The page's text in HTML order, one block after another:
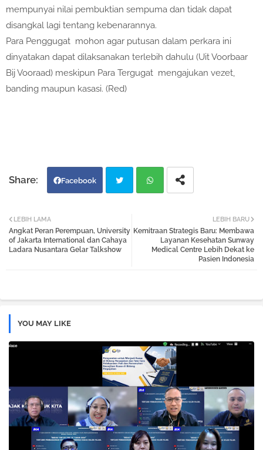
mempunyai nilai pembuktian sempuma dan tidak dapat
disangkal lagi tentang kebenarannya.
Para Penggugat mohon agar putusan dalam perkara ini
dinyatakan dapat dilaksanakan terlebih dahulu (Uit Voorbaar
Bij Vooraad) meskipun Para Tergugat mengajukan vezet,
banding maupun kasasi. (Red)
Facebook
tter atsa
LEBIH BARU
Kemitraan Strategis Baru: Membawa
Layanan Kesehatan Sunway
Medical Centre Lebih Dekat ke
Pasien Indonesia
LEBIH LAMA
Angkat Peran Perempuan, University
of Jakarta International dan Cahaya
Ladara Nusantara Gelar Talkshow
YOU MAY LIKE